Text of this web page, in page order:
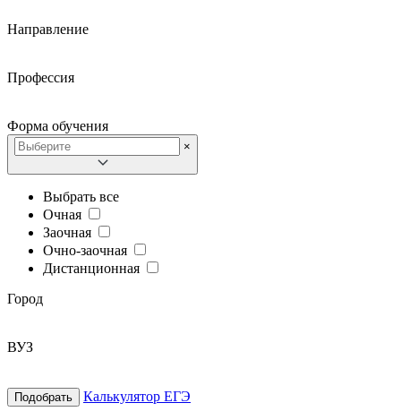
Направление
Профессия
Форма обучения
×
Выбрать все
Очная
Заочная
Очно-заочная
Дистанционная
Город
ВУЗ
Подобрать Калькулятор ЕГЭ